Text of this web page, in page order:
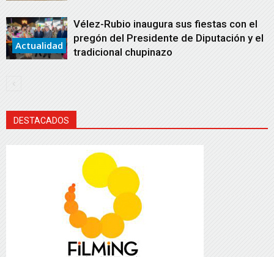
Actualidad
Vélez-Rubio inaugura sus fiestas con el
pregón del Presidente de Diputación y el
tradicional chupinazo
DESTACADOS